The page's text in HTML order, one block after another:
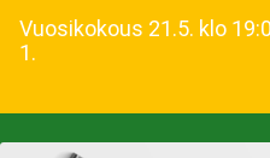
Vuosikokous 21.5. klo
1.